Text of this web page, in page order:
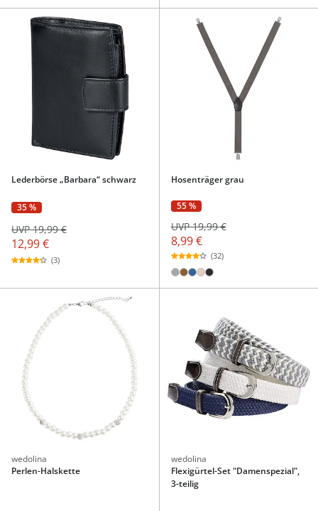
Lederbörse „Barbara“ schwarz
35 %
12,99 €
UVP 19,99 €
(3)
Hosenträger grau
55 %
8,99 €
UVP 19,99 €
(32)
wedolina
Perlen-Halskette
wedolina
Flexigürtel-Set "Damenspezial",
3-teilig